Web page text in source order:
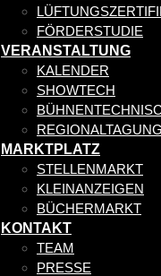
FÖRDERSTUDIE
VERANSTALTUNG
KALENDER
SHOWTECH
MARKTPLATZ
STELLENMARKT
KLEINANZEIGEN
BÜCHERMARKT
KONTAKT
TEAM
PRESSE